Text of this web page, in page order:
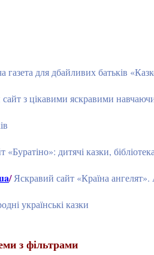
газета для дбайливих батьків
з цікавими яскравими
дитячі казки,
/Яскравий сайт «Країна
українські казки
з фільтрами